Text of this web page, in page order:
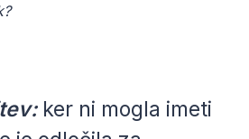
ker ni mogla imeti